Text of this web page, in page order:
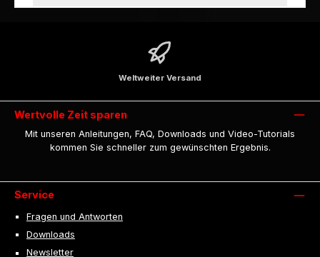
Weltweiter Versand
Wertvolle Zeit sparen
Mit unseren Anleitungen, FAQ, Downloads und Video-Tutorials
kommen Sie schneller zum gewünschten Ergebnis.
Service
Fragen und Antworten
Downloads
Newsletter